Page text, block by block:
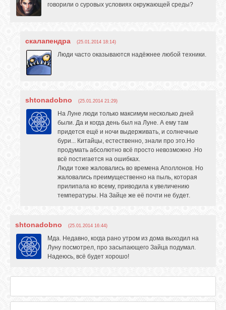
говорили о суровых условиях окружающей среды?
скалапендра (25.01.2014 18:14)
Люди часто оказываются надёжнее любой техники.
shtonadobno (25.01.2014 21:29)
На Луне люди только максимум несколько дней
были. Да и когда день был на Луне. А ему там
придется ещё и ночи выдерживать, и солнечные
бури... Китайцы, естественно, знали про это.Но
продумать абсолютно всё просто невозможно .Но
всё постигается на ошибках.
Люди тоже жаловались во времена Аполлонов. Но
жаловались преимущественно на пыль, которая
прилипала ко всему, приводила к увеличению
температуры. На Зайце же её почти не будет.
shtonadobno (25.01.2014 16:44)
Мда. Недавно, когда рано утром из дома выходил на
Луну посмотрел, про засыпающего Зайца подумал.
Надеюсь, всё будет хорошо!